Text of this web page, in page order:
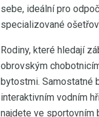
sebe, ideální pro
specializované
Rodiny, které hledají
obrovským
bytostmi. Samostatné
interaktivním vodním
najdete ve sportovním